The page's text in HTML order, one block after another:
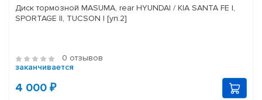
Диск тормозной MASUMA, rear HYUNDAI / KIA SANTA FE I,
SPORTAGE II, TUCSON I [уп.2]
0 отзывов
заканчивается
4 000 ₽